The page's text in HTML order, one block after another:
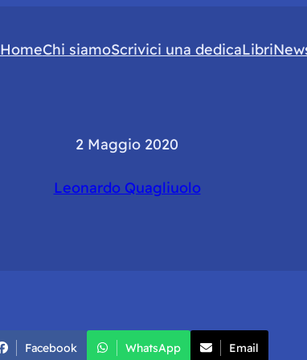
HomeChi siamoScrivici una dedicaLibri
2 Maggio 2020
Leonardo Quagliuolo
Facebook WhatsApp Email